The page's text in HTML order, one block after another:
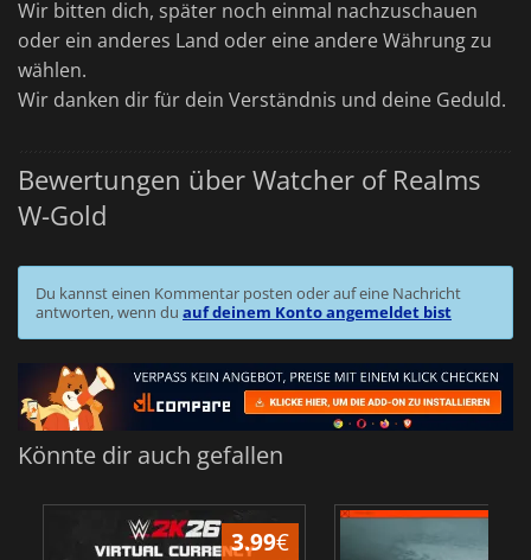
Wir bitten dich, später noch einmal nachzuschauen
oder ein anderes Land oder eine andere Währung zu
wählen.
Wir danken dir für dein Verständnis und deine Geduld.
Bewertungen über Watcher of Realms
W-Gold
Du kannst einen Kommentar posten oder auf eine Nachricht
antworten, wenn du auf deinem Konto angemeldet bist
Könnte dir auch gefallen
3.99€